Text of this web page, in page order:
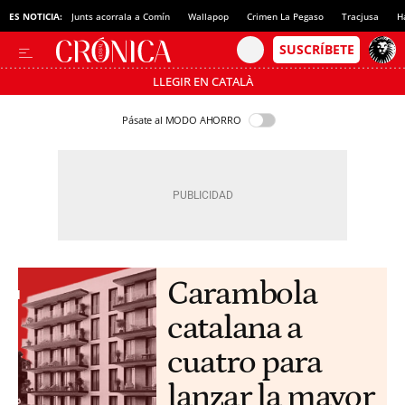
ES NOTICIA: Junts acorrala a Comín Wallapop Crimen La Pegaso Tracjusa
LLEGIR EN CATALÀ
Pásate al MODO AHORRO
Carambola
catalana a
cuatro para
lanzar la mayor